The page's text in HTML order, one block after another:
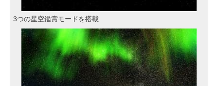
3つの星空鑑賞モードを搭載